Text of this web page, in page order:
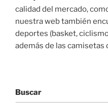
calidad del mercado,
nuestra web también
deportes (basket,
además de las
Buscar